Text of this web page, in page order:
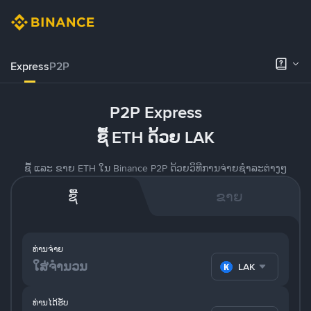
ExpressP2P
P2P Express
ຊື້ ETH ດ້ວຍ LAK
ຊື້ ແລະ ຂາຍ ETH ໃນ Binance P2P ດ້ວຍວິທີການຈ່າຍຊຳລະຕ່າງໆ
ຊື້ ຂາຍ
ທ່ານຈ່າຍ
LAK
ທ່ານໄດ້ຮັບ